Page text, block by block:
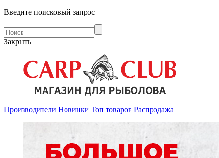
Введите поисковый запрос
Закрыть
Производители Новинки Топ товаров Распродажа